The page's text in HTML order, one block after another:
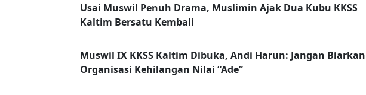
Usai Muswil Penuh Drama, Muslimin Ajak Dua Kubu KKSS
Kaltim Bersatu Kembali
Muswil IX KKSS Kaltim Dibuka, Andi Harun: Jangan Biarkan
Organisasi Kehilangan Nilai “Ade”